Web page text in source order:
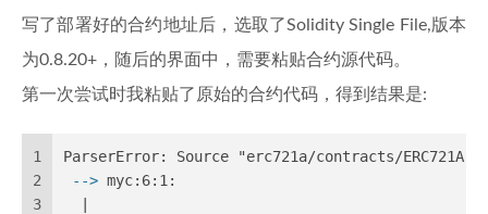
写了部署好的合约地址后，选取了Solidity Single File,版本
为0.8.20+，随后的界面中，需要粘贴合约源代码。
第一次尝试时我粘贴了原始的合约代码，得到结果是:
1
2
3
ParserError: Source "erc721a/contracts/
--> myc:6:1:
  |